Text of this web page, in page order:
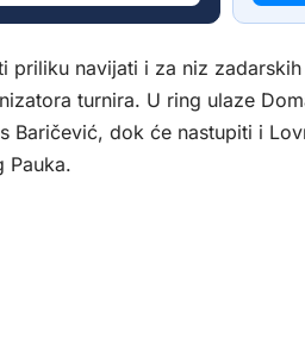
priliku navijati i za niz
turnira. U ring ulaze
Baričević, dok će nastupiti i
Pauka.